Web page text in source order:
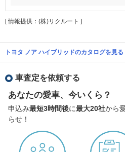
[ 情報提供：(株)リクルート ]
トヨタ ノア ハイブリッドのカタログを見る
車査定を依頼する
あなたの愛車、今いくら？
申込み最短3時間後に最大20社から
らせ！